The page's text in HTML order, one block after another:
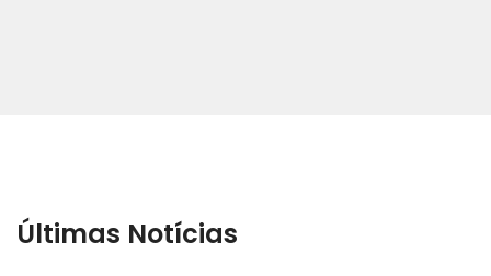
Últimas Notícias